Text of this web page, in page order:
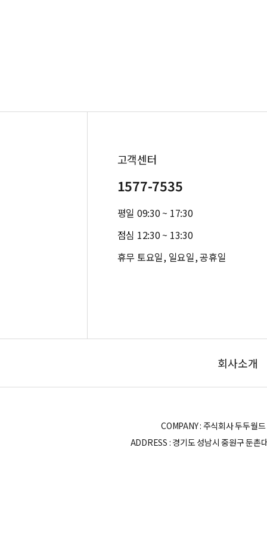
고객센터
1577-7535
평일 09:30 ~ 17:30
점심 12:30 ~ 13:30
휴무 토요일, 일요일, 공휴일
회사소개
COMPANY : 주식회사 두두
ADDRESS : 경기도 성남시 중원구 둔